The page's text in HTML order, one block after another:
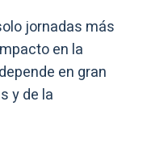
jornadas más
en la
en gran
y de la